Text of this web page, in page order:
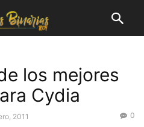
los mejores
Cydia
2011 0